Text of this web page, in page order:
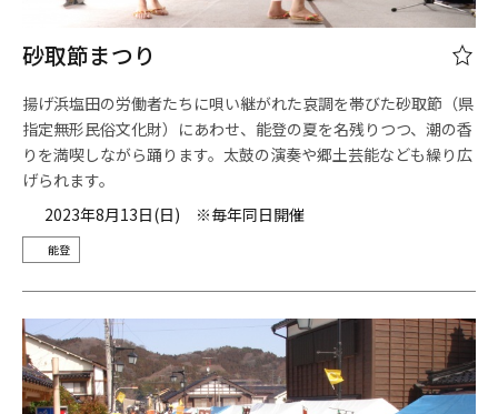
砂取節まつり
揚げ浜塩田の労働者たちに唄い継がれた哀調を帯びた砂取節（県
指定無形民俗文化財）にあわせ、能登の夏を名残りつつ、潮の香
りを満喫しながら踊ります。太鼓の演奏や郷土芸能なども繰り広
げられます。
2023年8月13日(日) ※毎年同日開催
能登